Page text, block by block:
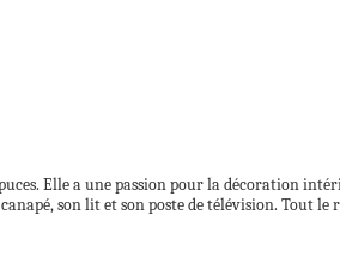
Elle a une passion pour la décoration
son lit et son poste de télévision. Tout le